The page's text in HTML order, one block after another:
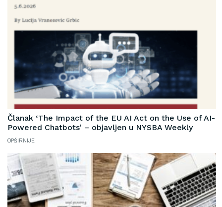
Članak ‘The Impact of the EU AI Act on the Use of AI-
Powered Chatbots’ – objavljen u NYSBA Weekly
OPŠIRNIJE